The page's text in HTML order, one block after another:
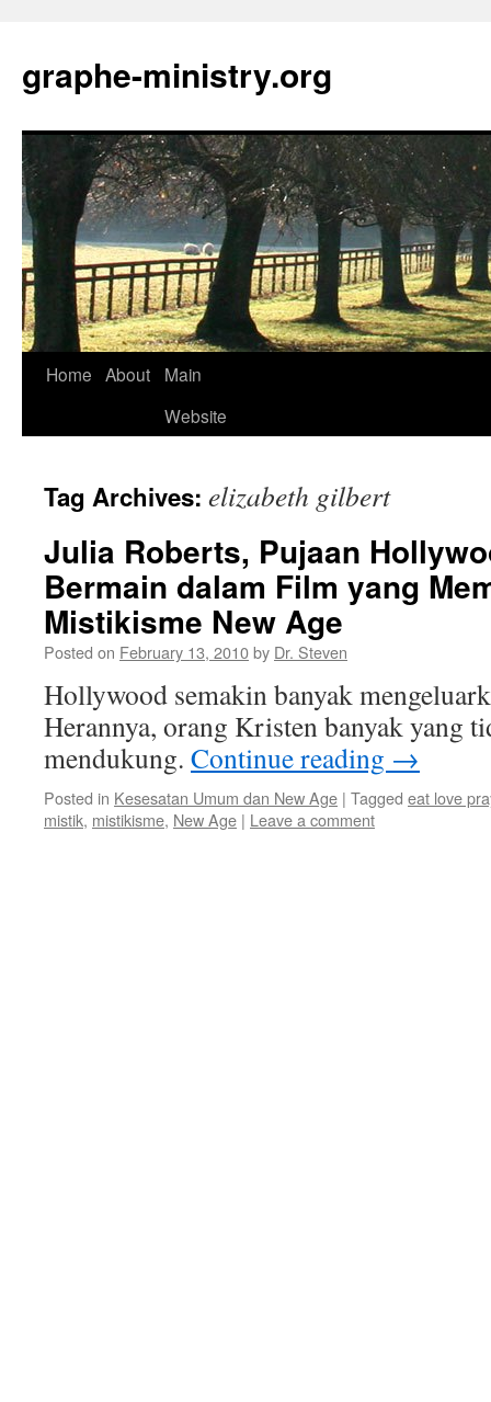
content
graphe-ministry.org
Home About
Main
Website
Tag Archives: elizabeth gilbert
Julia Roberts, Pujaan
Bermain dalam Film yang
Mistikisme New Age
Posted on February 13, 2010by Dr. Steven
Hollywood semakin banyak
Herannya, orang Kristen banyak yang
mendukung. Continue reading →
Posted in Kesesatan Umum dan New Age | Tagged eat love
mistik, mistikisme, New Age | Leave a comment